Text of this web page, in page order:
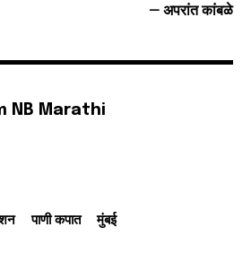
– अपरांत कांबळे
NB Marathi
पाणी कपात मुंबई